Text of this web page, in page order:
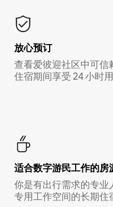
放心预订
查看爱彼迎社区中可信
住宿期间享受 24 小时用
适合数字游民工作的房
你是有出行需求的专业
专用工作空间的长期住